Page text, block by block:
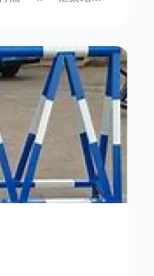
接，形成一个稳定的
如，在一些临时交通
栏可以很方便地拼接
的结构单